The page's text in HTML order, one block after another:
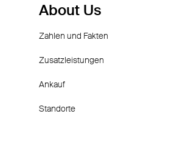
About Us
Zahlen und Fakten
Zusatzleistungen
Ankauf
Standorte